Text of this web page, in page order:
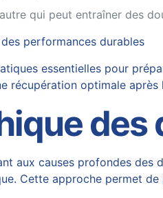
qui peut entraîner des
performances durables
essentielles pour
récupération optimale après
des
aux causes profondes
Cette approche permet